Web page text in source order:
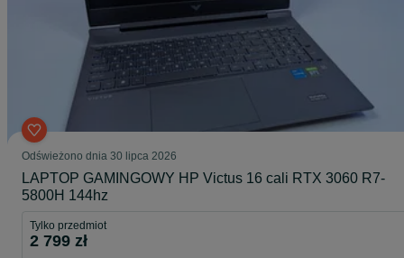
Odświeżono dnia 30 lipca 2026
LAPTOP GAMINGOWY HP Victus 16 cali RTX 3060 R7-
5800H 144hz
Tylko przedmiot
2 799 zł